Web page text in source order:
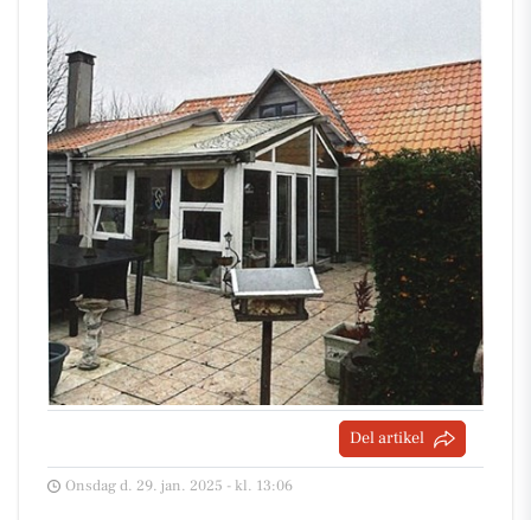
Del artikel
Onsdag d. 29. jan. 2025 - kl. 13:06